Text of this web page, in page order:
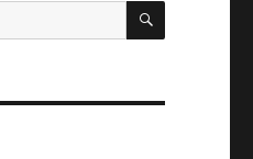
検